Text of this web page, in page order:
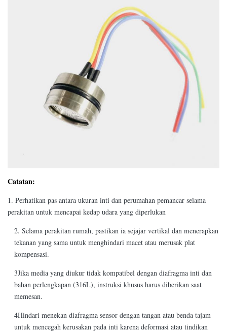
Catatan:
1. Perhatikan pas antara ukuran inti dan perumahan pemancar selama
perakitan untuk mencapai kedap udara yang diperlukan
2. Selama perakitan rumah, pastikan ia sejajar vertikal dan menerapkan
tekanan yang sama untuk menghindari macet atau merusak plat
kompensasi.
3Jika media yang diukur tidak kompatibel dengan diafragma inti dan
bahan perlengkapan (316L), instruksi khusus harus diberikan saat
memesan.
4Hindari menekan diafragma sensor dengan tangan atau benda tajam
untuk mencegah kerusakan pada inti karena deformasi atau tindikan